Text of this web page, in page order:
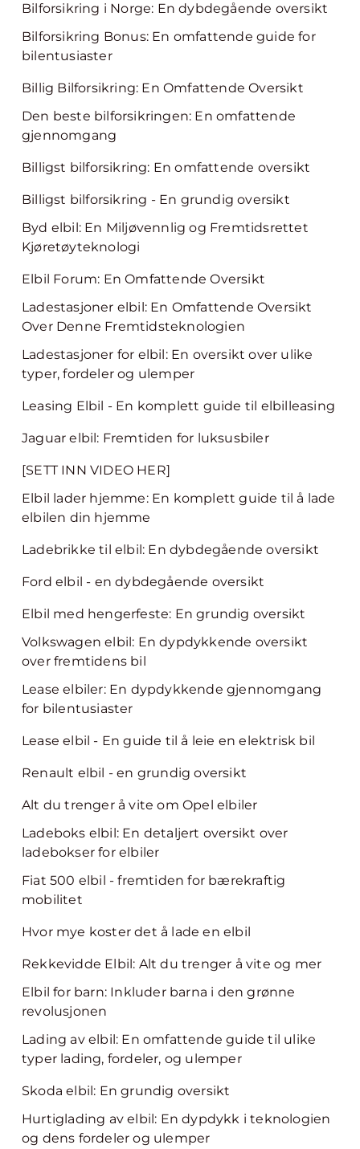
Bilforsikring i Norge: En dybdegående oversikt
Bilforsikring Bonus: En omfattende guide for
bilentusiaster
Billig Bilforsikring: En Omfattende Oversikt
Den beste bilforsikringen: En omfattende
gjennomgang
Billigst bilforsikring: En omfattende oversikt
Billigst bilforsikring - En grundig oversikt
Byd elbil: En Miljøvennlig og Fremtidsrettet
Kjøretøyteknologi
Elbil Forum: En Omfattende Oversikt
Ladestasjoner elbil: En Omfattende Oversikt
Over Denne Fremtidsteknologien
Ladestasjoner for elbil: En oversikt over ulike
typer, fordeler og ulemper
Leasing Elbil - En komplett guide til elbilleasing
Jaguar elbil: Fremtiden for luksusbiler
[SETT INN VIDEO HER]
Elbil lader hjemme: En komplett guide til å lade
elbilen din hjemme
Ladebrikke til elbil: En dybdegående oversikt
Ford elbil - en dybdegående oversikt
Elbil med hengerfeste: En grundig oversikt
Volkswagen elbil: En dypdykkende oversikt
over fremtidens bil
Lease elbiler: En dypdykkende gjennomgang
for bilentusiaster
Lease elbil - En guide til å leie en elektrisk bil
Renault elbil - en grundig oversikt
Alt du trenger å vite om Opel elbiler
Ladeboks elbil: En detaljert oversikt over
ladebokser for elbiler
Fiat 500 elbil - fremtiden for bærekraftig
mobilitet
Hvor mye koster det å lade en elbil
Rekkevidde Elbil: Alt du trenger å vite og mer
Elbil for barn: Inkluder barna i den grønne
revolusjonen
Lading av elbil: En omfattende guide til ulike
typer lading, fordeler, og ulemper
Skoda elbil: En grundig oversikt
Hurtiglading av elbil: En dypdykk i teknologien
og dens fordeler og ulemper